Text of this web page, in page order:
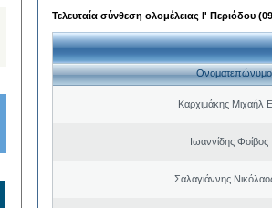
Τελευταία σύνθεση ολομέλειας Ι' Περιόδου
Ονοματεπώνυμο
Καρχιμάκης Μιχαήλ
Ιωαννίδης
Σαλαγιάννης